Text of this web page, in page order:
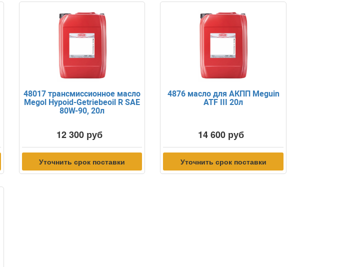
48017 трансмиссионное масло
Megol Hypoid-Getriebeoil R SAE
80W-90, 20л
12 300 руб
Уточнить срок поставки
4876 масло для АКПП Meguin
ATF III 20л
14 600 руб
Уточнить срок поставки